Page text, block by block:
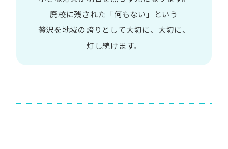
廃校に​残された​「何も​ない」と​いう​
贅沢を地域の​誇りと​して大切に、​大切に、​
灯し続けます。​